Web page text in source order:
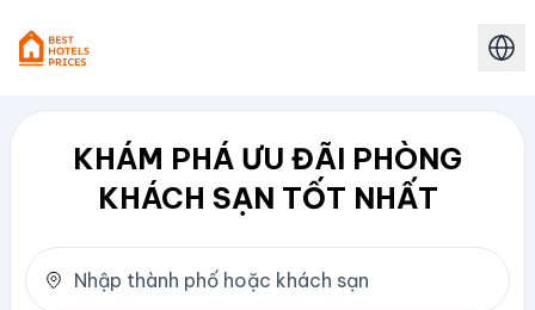
KHÁM PHÁ ƯU ĐÃI PHÒNG
KHÁCH SẠN TỐT NHẤT